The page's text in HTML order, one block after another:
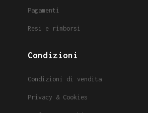
Pagamenti
Resi e rimborsi
Condizioni
Condizioni di vendita
Privacy & Cookies